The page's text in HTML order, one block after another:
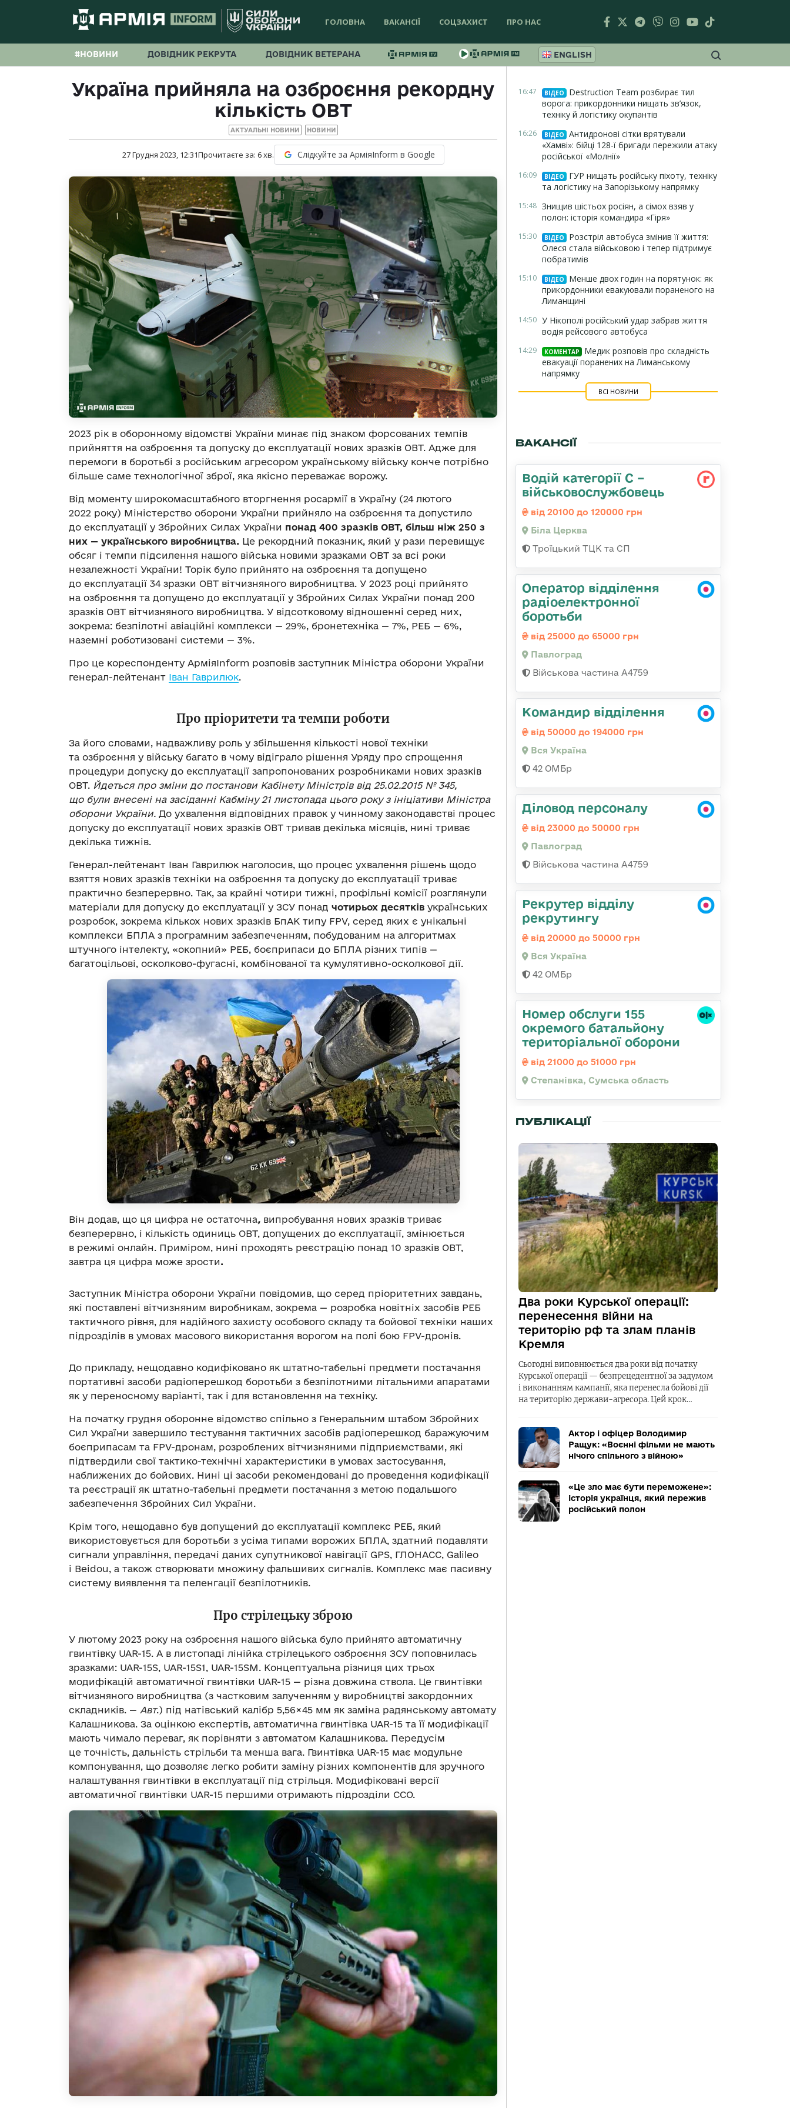
ГОЛОВНА ВАКАНСІЇ СОЦЗАХИСТ ПРО НАС
#НОВИНИ ДОВІДНИК РЕКРУТА ДОВІДНИК ВЕТЕРАНА ENGLISH
Україна прийняла на озброєння рекордну
кількість ОВТ
АКТУАЛЬНІ НОВИНИ НОВИНИ
27 Грудня 2023, 12:31Прочитаєте за: 6хв. Слідкуйте за АрміяInform в Google
2023 рік в оборонному відомстві України минає під знаком форсованих темпів
прийняття на озброєння та допуску до експлуатації нових зразків ОВТ. Адже для
перемоги в боротьбі з російським агресором українському війську конче потрібно
більше саме технологічної зброї, яка якісно переважає ворожу.
Від моменту широкомасштабного вторгнення росармії в Україну (24 лютого
2022 року) Міністерство оборони України прийняло на озброєння та допустило
до експлуатації у Збройних Силах України понад 400 зразків ОВТ, більш ніж 250 з
них — українського виробництва. Це рекордний показник, який у рази перевищує
обсяг і темпи підсилення нашого війська новими зразками ОВТ за всі роки
незалежності України! Торік було прийнято на озброєння та допущено
до експлуатації 34 зразки ОВТ вітчизняного виробництва. У 2023 році прийнято
на озброєння та допущено до експлуатації у Збройних Силах України понад 200
зразків ОВТ вітчизняного виробництва. У відсотковому відношенні серед них,
зокрема: безпілотні авіаційні комплекси — 29%, бронетехніка — 7%, РЕБ — 6%,
наземні роботизовані системи — 3%.
Про це кореспонденту АрміяІnform розповів заступник Міністра оборони України
генерал-лейтенант Іван Гаврилюк.
Про пріоритети та темпи роботи
За його словами, надважливу роль у збільшення кількості нової техніки
та озброєння у війську багато в чому відіграло рішення Уряду про спрощення
процедури допуску до експлуатації запропонованих розробниками нових зразків
ОВТ. Йдеться про зміни до постанови Кабінету Міністрів від 25.02.2015 № 345,
що були внесені на засіданні Кабміну 21 листопада цього року з ініціативи Міністра
оборони України. До ухвалення відповідних правок у чинному законодавстві процес
допуску до експлуатації нових зразків ОВТ тривав декілька місяців, нині триває
декілька тижнів.
Генерал-лейтенант Іван Гаврилюк наголосив, що процес ухвалення рішень щодо
взяття нових зразків техніки на озброєння та допуску до експлуатації триває
практично безперервно. Так, за крайні чотири тижні, профільні комісії розглянули
матеріали для допуску до експлуатації у ЗСУ понад чотирьох десятків українських
розробок, зокрема кількох нових зразків БпАК типу FPV, серед яких є унікальні
комплекси БПЛА з програмним забезпеченням, побудованим на алгоритмах
штучного інтелекту, «окопний» РЕБ, боєприпаси до БПЛА різних типів —
багатоцільові, осколково-фугасні, комбінованої та кумулятивно-осколкової дії.
Він додав, що ця цифра не остаточна, випробування нових зразків триває
безперервно, і кількість одиниць ОВТ, допущених до експлуатації, змінюється
в режимі онлайн. Приміром, нині проходять реєстрацію понад 10 зразків ОВТ,
завтра ця цифра може зрости.
Заступник Міністра оборони України повідомив, що серед пріоритетних завдань,
які поставлені вітчизняним виробникам, зокрема — розробка новітніх засобів РЕБ
тактичного рівня, для надійного захисту особового складу та бойової техніки наших
підрозділів в умовах масового використання ворогом на полі бою FPV-дронів.
До прикладу, нещодавно кодифіковано як штатно-табельні предмети постачання
портативні засоби радіоперешкод боротьби з безпілотними літальними апаратами
як у переносному варіанті, так і для встановлення на техніку.
На початку грудня оборонне відомство спільно з Генеральним штабом Збройних
Сил України завершило тестування тактичних засобів радіоперешкод баражуючим
боєприпасам та FPV-дронам, розроблених вітчизняними підприємствами, які
підтвердили свої тактико-технічні характеристики в умовах застосування,
наближених до бойових. Нині ці засоби рекомендовані до проведення кодифікації
та реєстрації як штатно-табельні предмети постачання з метою подальшого
забезпечення Збройних Сил України.
Крім того, нещодавно був допущений до експлуатації комплекс РЕБ, який
використовується для боротьби з усіма типами ворожих БПЛА, здатний подавляти
сигнали управління, передачі даних супутникової навігації GPS, ГЛОНАСС, Galileo
і Beidou, а також створювати множину фальшивих сигналів. Комплекс має пасивну
систему виявлення та пеленгації безпілотників.
Про стрілецьку зброю
У лютому 2023 року на озброєння нашого війська було прийнято автоматичну
гвинтівку UAR-15. А в листопаді лінійка стрілецького озброєння ЗСУ поповнилась
зразками: UAR-15S, UAR-15S1, UAR-15SM. Концептуальна різниця цих трьох
модифікацій автоматичної гвинтівки UAR-15 — різна довжина ствола. Це гвинтівки
вітчизняного виробництва (з частковим залученням у виробництві закордонних
складників. — Авт.) під натівський калібр 5,56×45 мм як заміна радянському автомату
Калашникова. За оцінкою експертів, автоматична гвинтівка UAR-15 та її модифікації
мають чимало переваг, як порівняти з автоматом Калашникова. Передусім
це точність, дальність стрільби та менша вага. Гвинтівка UAR-15 має модульне
компонування, що дозволяє легко робити заміну різних компонентів для зручного
налаштування гвинтівки в експлуатації під стрільця. Модифіковані версії
автоматичної гвинтівки UAR-15 першими отримають підрозділи ССО.
16:47 ВІДЕО
Destruction Team розбирає тил
ворога: прикордонники нищать зв’язок,
техніку й логістику окупантів
16:26 ВІДЕО
Антидронові сітки врятували
«Хамві»: бійці 128-ї бригади пережили атаку
російської «Молнії»
16:09 ВІДЕО
ГУР нищать російську піхоту, техніку
та логістику на Запорізькому напрямку
15:48 Знищив шістьох росіян, а сімох взяв у
полон: історія командира «Гіря»
15:30 ВІДЕО
Розстріл автобуса змінив її життя:
Олеся стала військовою і тепер підтримує
побратимів
15:10 ВІДЕО
Менше двох годин на порятунок: як
прикордонники евакуювали пораненого на
Лиманщині
14:50 У Нікополі російський удар забрав життя
водія рейсового автобуса
14:29 КОМЕНТАР
Медик розповів про складність
евакуації поранених на Лиманському
напрямку
ВСІ НОВИНИ
ВАКАНСІЇ
Водій категорії С –
військовослужбовець
від 20100 до 120000 грн
Біла Церква
Троїцький ТЦК та СП
Оператор відділення
радіоелектронної
боротьби
від 25000 до 65000 грн
Павлоград
Військова частина А4759
Командир відділення
від 50000 до 194000 грн
Вся Україна
42 ОМБр
Діловод персоналу
від 23000 до 50000 грн
Павлоград
Військова частина А4759
Рекрутер відділу
рекрутингу
від 20000 до 50000 грн
Вся Україна
42 ОМБр
Номер обслуги 155
окремого батальйону
територіальної оборони
від 21000 до 51000 грн
Степанівка, Сумська область
ПУБЛІКАЦІЇ
Два роки Курської операції:
перенесення війни на
територію рф та злам планів
Кремля
Сьогодні виповнюється два роки від початку
Курської операції — безпрецедентної за задумом
і виконанням кампанії, яка перенесла бойові дії
на територію держави-агресора. Цей крок…
Актор і офіцер Володимир
Ращук: «Воєнні фільми не мають
нічого спільного з війною»
«Це зло має бути переможене»:
історія українця, який пережив
російський полон